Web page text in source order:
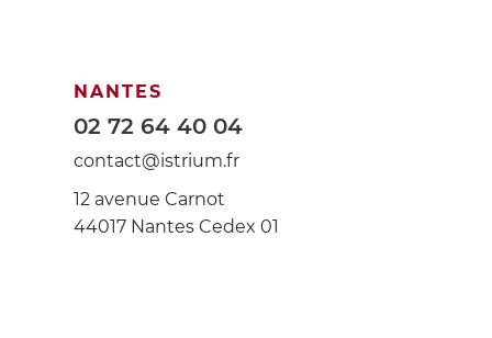
NANTES
02 72 64 40 04
contact@istrium.fr
12 avenue Carnot
44017 Nantes Cedex 01